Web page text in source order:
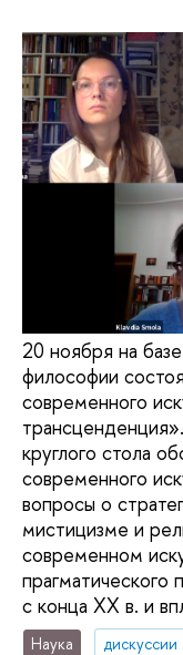
20 ноября на
философии
современного
круглого стола
современного
вопросы о
мистицизме и
современном
прагматического
с конца XX в. и
Наука
дискуссии